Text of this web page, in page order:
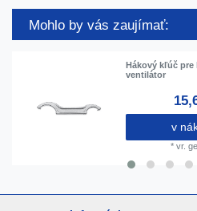
Mohlo by vás zaujímať:
Hákový kľúč pre
ventilátor
v
* vr.